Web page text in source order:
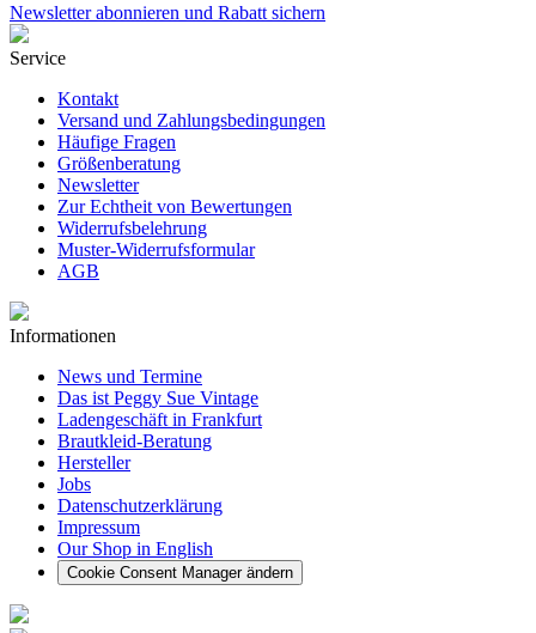
Newsletter abonnieren und Rabatt sichern
Service
Kontakt
Versand und Zahlungsbedingungen
Häufige Fragen
Größenberatung
Newsletter
Zur Echtheit von Bewertungen
Widerrufsbelehrung
Muster-Widerrufsformular
AGB
Informationen
News und Termine
Das ist Peggy Sue Vintage
Ladengeschäft in Frankfurt
Brautkleid-Beratung
Hersteller
Jobs
Datenschutzerklärung
Impressum
Our Shop in English
Cookie Consent Manager ändern